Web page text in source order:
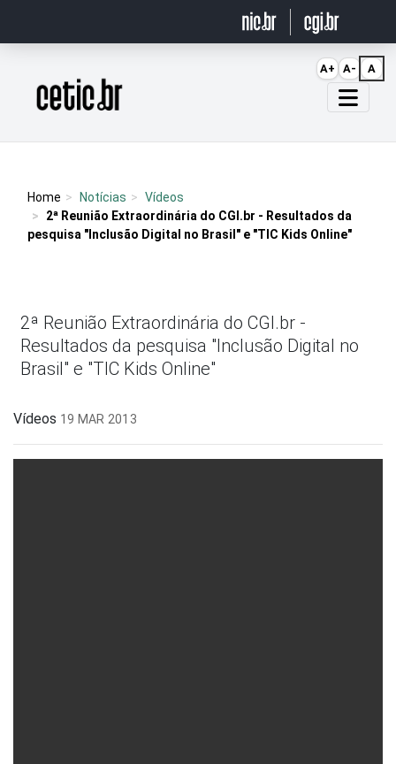
Página inicial
Home Notícias
Vídeos
2ª Reunião Extraordinária do CGI.br - Resultados da
pesquisa "Inclusão Digital no Brasil" e "TIC Kids Online"
2ª Reunião Extraordinária do CGI.br -
Resultados da pesquisa "Inclusão Digital no
Brasil" e "TIC Kids Online"
Vídeos 19 MAR 2013
A+ A- A